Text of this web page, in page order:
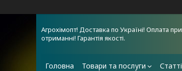
Агрохімопт! Доставка по Україні! Оплата при
отриманні! Гарантія якості.
Головна Товари та послуги Статті